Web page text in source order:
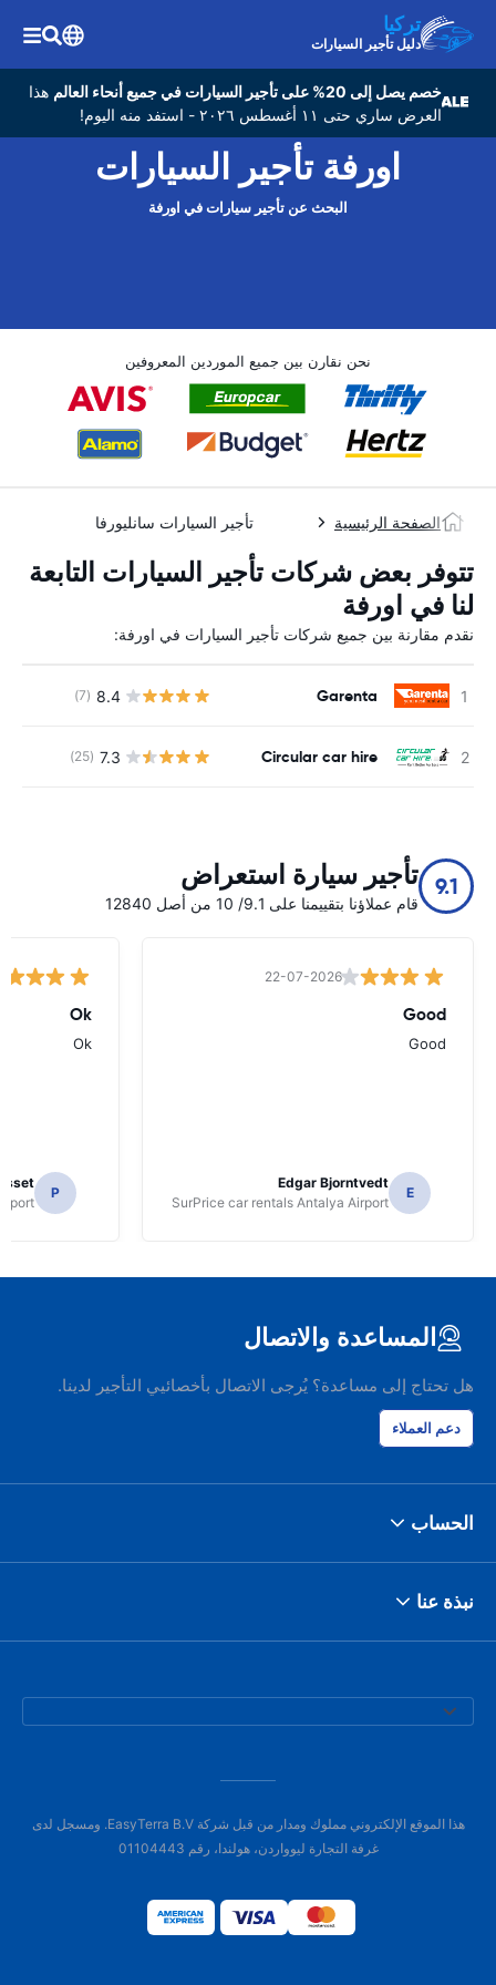
تركيا
دليل تأجير السيارات
خصم يصل إلى 20% على تأجير السيارات في جميع أنحاء العالم
هذا
العرض ساري حتى ١١ أغسطس ٢٠٢٦ - استفد منه اليوم!
اورفة تأجير السيارات
البحث عن تأجير سيارات في اورفة
نحن نقارن بين جميع الموردين المعروفين
الصفحة الرئيسية تأجير السيارات سانليورفا
تتوفر بعض شركات تأجير السيارات التابعة
لنا في اورفة
نقدم مقارنة بين جميع شركات تأجير السيارات في اورفة:
Garenta
8.4
(7)
Circular car hire
7.3
(25)
9.1 تأجير سيارة استعراض
قام عملاؤنا بتقييمنا على 9.1/ 10 من أصل 12840
22-07-2026
Good
Good
E
Edgar Bjorntvedt
SurPrice car rentals Antalya Airport
Ok
Ok
P
المساعدة والاتصال
هل تحتاج إلى مساعدة؟ يُرجى الاتصال بأخصائيي التأجير لدينا.
دعم العملاء
الحساب
نبذة عنا
هذا الموقع الإلكتروني مملوك ومدار من قبل شركة EasyTerra B.V. ومسجل لدى
غرفة التجارة ليوواردن، هولندا، رقم 01104443